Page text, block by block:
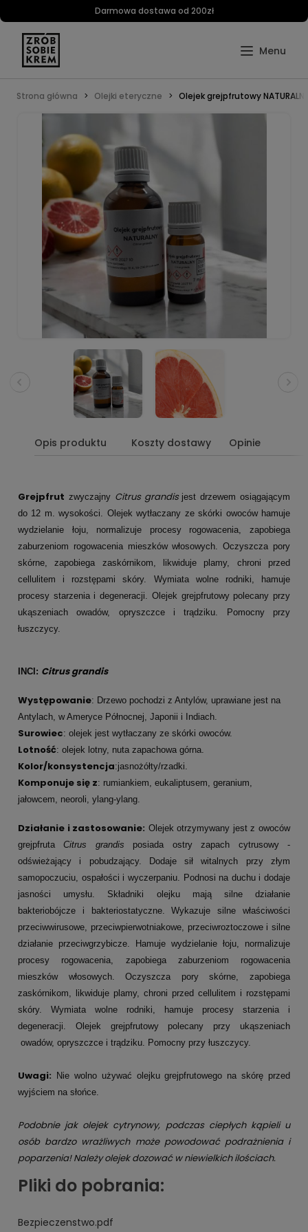
Darmowa dostawa od 200zł
Strona główna Olejki eteryczne Olejek grejpfrutowy
Opis produktu Koszty dostawy Opinie
Grejpfrut zwyczajny Citrus grandis jest drzewem osiągającym
do 12 m. wysokości. Olejek wytłaczany ze skórki owoców hamuje
wydzielanie łoju, normalizuje procesy rogowacenia, zapobiega
zaburzeniom rogowacenia mieszków włosowych. Oczyszcza pory
skórne, zapobiega zaskórnikom, likwiduje plamy, chroni przed
cellulitem i rozstępami skóry. Wymiata wolne rodniki, hamuje
procesy starzenia i degeneracji. Olejek grejpfrutowy polecany przy
ukąszeniach owadów, opryszczce i trądziku. Pomocny przy
łuszczycy.
INCI: Citrus grandis
Występowanie: Drzewo pochodzi z Antylów, uprawiane jest na
Antylach, w Ameryce Północnej, Japonii i Indiach.
Surowiec: olejek jest wytłaczany ze skórki owoców.
Lotność: olejek lotny, nuta zapachowa górna.
Kolor/konsystencja:jasnożółty/rzadki.
Komponuje się z: rumiankiem, eukaliptusem, geranium,
jałowcem, neoroli, ylang-ylang.
Działanie i zastosowanie: Olejek otrzymywany jest z owoców
grejpfrutaCitrus grandis posiada ostry zapach cytrusowy -
odświeżający i pobudzający. Dodaje sił witalnych przy złym
samopoczuciu, ospałości i wyczerpaniu. Podnosi na duchu i dodaje
jasności umysłu. Składniki olejku mają silne działanie
bakteriobójcze i bakteriostatyczne. Wykazuje silne właściwości
przeciwwirusowe, przeciwpierwotniakowe, przeciwroztoczowe i silne
działanie przeciwgrzybicze. Hamuje wydzielanie łoju, normalizuje
procesy rogowacenia, zapobiega zaburzeniom rogowacenia
mieszków włosowych. Oczyszcza pory skórne, zapobiega
zaskórnikom, likwiduje plamy, chroni przed cellulitem i rozstępami
skóry. Wymiata wolne rodniki, hamuje procesy starzenia i
degeneracji. Olejek grejpfrutowy polecany przy ukąszeniach
owadów, opryszczce i trądziku. Pomocny przy łuszczycy.
Uwagi: Nie wolno używać olejku grejpfrutowego na skórę przed
wyjściem na słońce.
Podobnie jak olejek cytrynowy, podczas ciepłych kąpieli u
osób bardzo wrażliwych może powodować podrażnienia i
poparzenia! Należy olejek dozować w niewielkich ilościach.
Pliki do pobrania:
Bezpieczenstwo.pdf